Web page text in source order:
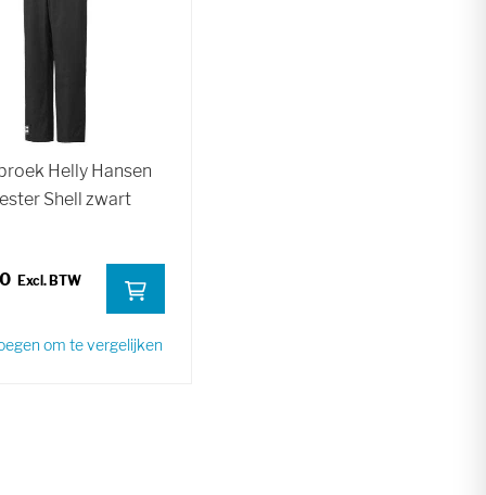
Helly Hansen
Shell zwart
om te vergelijken